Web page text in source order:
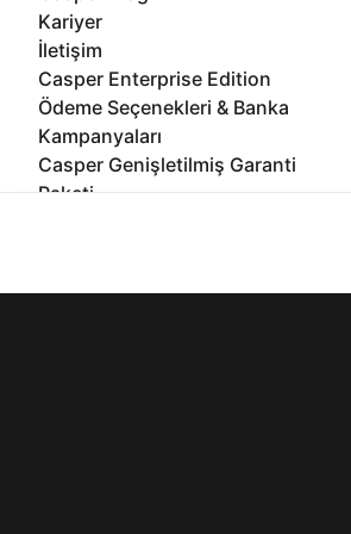
Kariyer
İletişim
Casper Enterprise Edition
Ödeme Seçenekleri & Banka
Kampanyaları
Casper Genişletilmiş Garanti
Paketi